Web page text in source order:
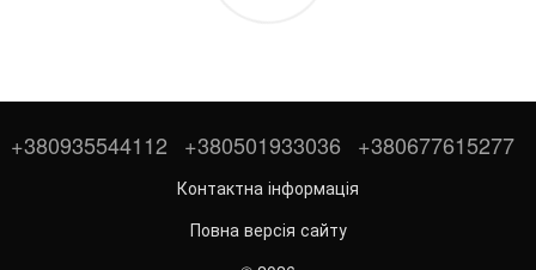
+380935544112 +380501933036 +380677615277
Контактна інформація
Повна версія сайту